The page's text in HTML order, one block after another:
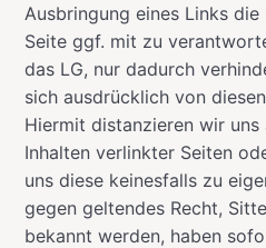
Ausbringung eines Links
Seite ggf. mit zu
das LG, nur dadurch
sich ausdrücklich von
Hiermit distanzieren wir
Inhalten verlinkter Seiten
uns diese keinesfalls zu
gegen geltendes Recht,
bekannt werden, haben